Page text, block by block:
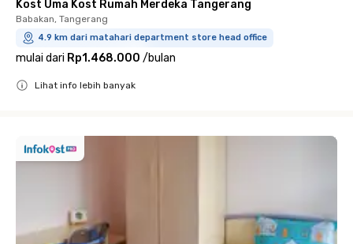
Kost Uma Kost Rumah Merdeka Tangerang
Babakan, Tangerang
4.9 km dari matahari department store head office
mulai dari Rp1.468.000 /bulan
Lihat info lebih banyak